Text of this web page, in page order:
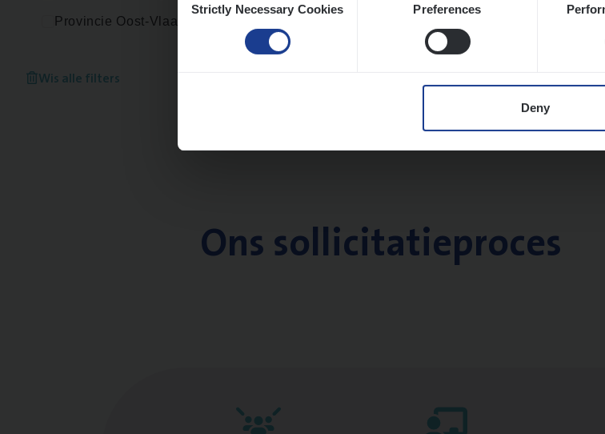
Selection
Strictly Necessary Cookies Preferences
Deny
Provincie Oost-Vlaanderen
Wis alle filters
Ons sollicitatieproces